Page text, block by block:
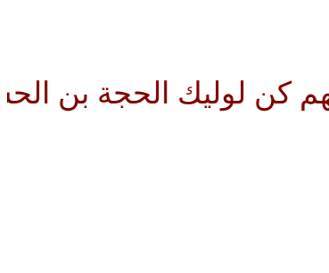
لوليك الحجة بن الحسن